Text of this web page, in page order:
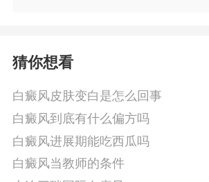
猜你想看
白癜风皮肤变白是怎么回事
白癜风到底有什么偏方吗
白癜风进展期能吃西瓜吗
白癜风当教师的条件